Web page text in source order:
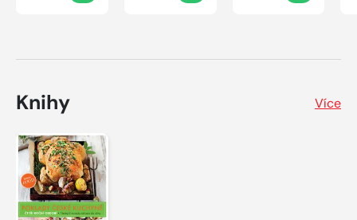
Knihy Více